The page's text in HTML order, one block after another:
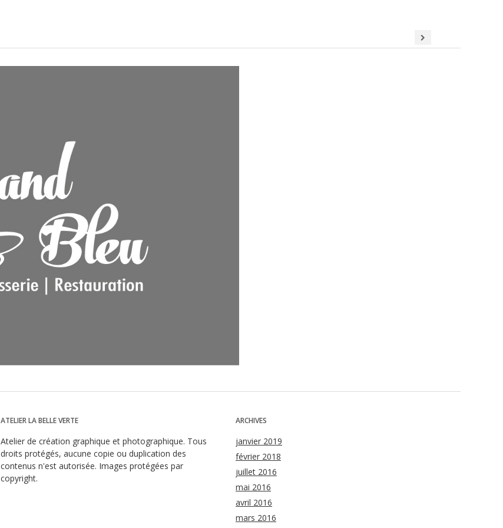
ATELIER LA BELLE VERTE
Atelier de création graphique et photographique. Tous
droits protégés, aucune copie ou duplication des
contenus n'est autorisée. Images protégées par
copyright.
ARCHIVES
janvier 2019
février 2018
juillet 2016
mai 2016
avril 2016
mars 2016